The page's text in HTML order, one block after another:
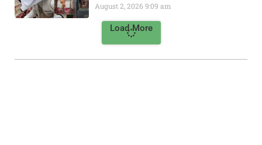
August 2, 20269:09 am
Load More